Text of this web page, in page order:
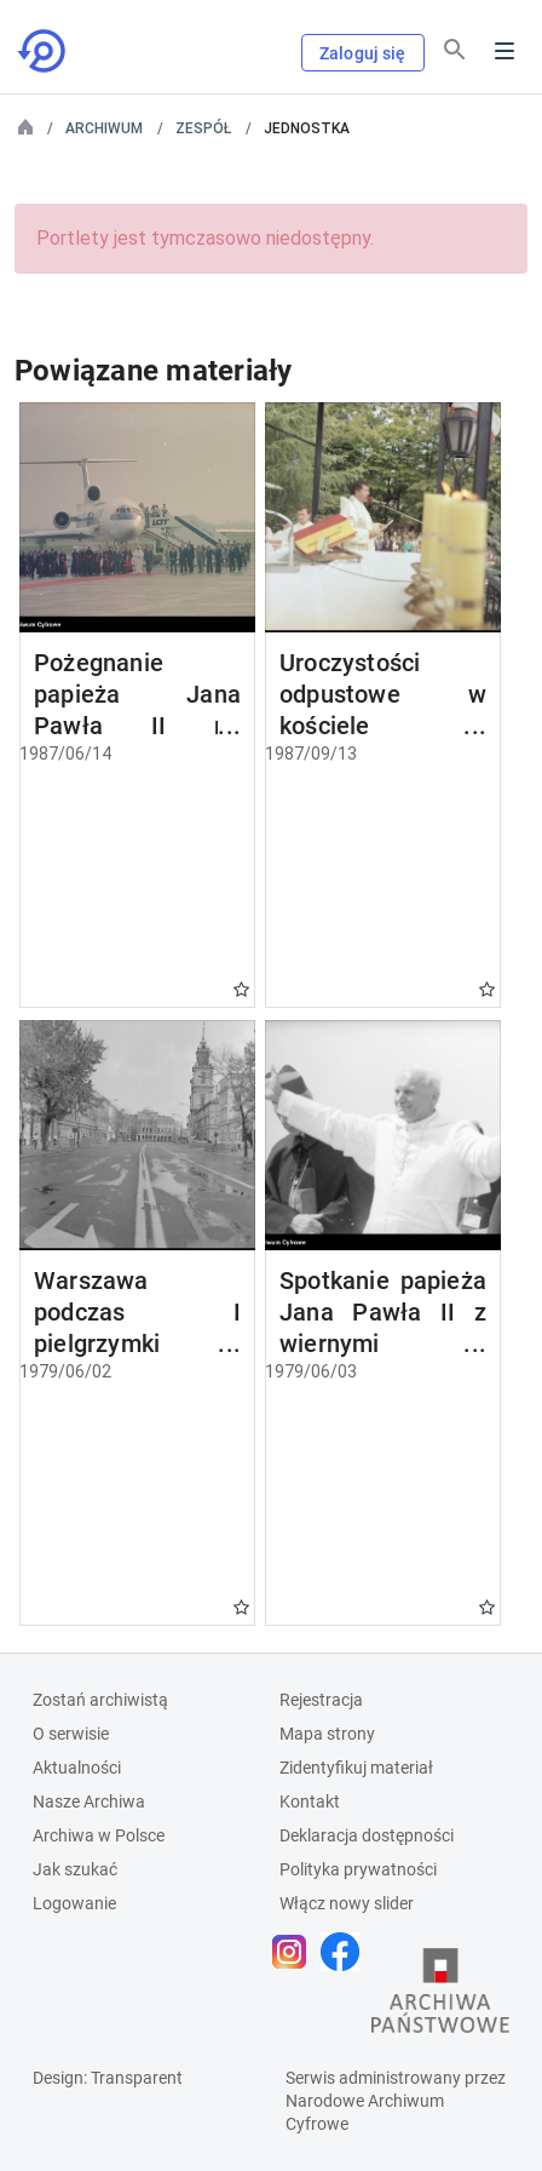
Zaloguj się
ARCHIWUM ZESPÓŁ JEDNOSTKA
Portlety jest tymczasowo niedostępny.
Powiązane materiały
Pożegnanie
papieża Jana
Pawła II na
lotnisku Okęcie w
1987/06/14
Uroczystości
odpustowe w
kościele
Narodzenia
1987/09/13
Warszawa
podczas I
pielgrzymki
papieża Jana
1979/06/02
Spotkanie papieża
Jana Pawła II z
wiernymi w
Gębarzewie pod
1979/06/03
Zostań archiwistą
O serwisie
Aktualności
Nasze Archiwa
Archiwa w Polsce
Jak szukać
Logowanie
Rejestracja
Mapa strony
Zidentyfikuj materiał
Kontakt
Deklaracja dostępności
Polityka prywatności
Włącz nowy slider
Design: Transparent
Serwis administrowany przez
Narodowe Archiwum
Cyfrowe